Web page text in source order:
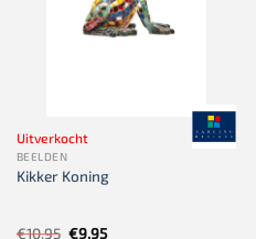
Uitverkocht
BEELDEN
Kikker Koning
€10,95 Oorspronkelijke
€9,95Huidige